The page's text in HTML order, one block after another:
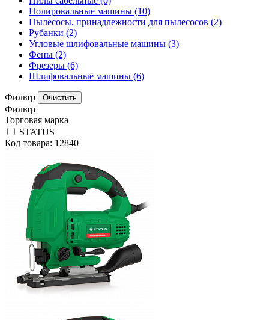
Полировальные машины (10)
Пылесосы, принадлежности для пылесосов (2)
Рубанки (2)
Угловые шлифовальные машины (3)
Фены (2)
Фрезеры (6)
Шлифовальные машины (6)
Фильтр
Фильтр
Торговая марка
STATUS
Код товара: 12840